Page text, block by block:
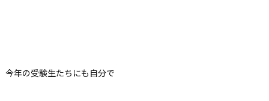
今年の受験生たちにも自分で